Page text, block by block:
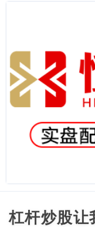
杠杆炒股让